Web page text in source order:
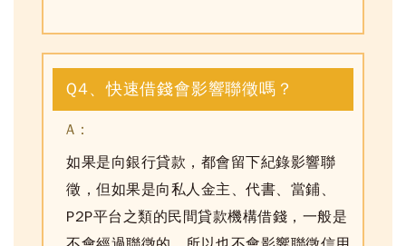
Q4、快速借錢會影響聯徵嗎？
A：
如果是向銀行貸款，都會留下紀錄影響聯
徵，但如果是向私人金主、代書、當鋪、
P2P平台之類的民間貸款機構借錢，一般是